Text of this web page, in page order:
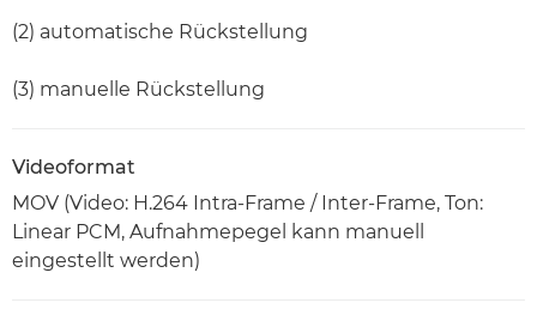
(2) automatische Rückstellung
(3) manuelle Rückstellung
Videoformat
MOV (Video: H.264 Intra-Frame / Inter-Frame, Ton:
Linear PCM, Aufnahmepegel kann manuell
eingestellt werden)